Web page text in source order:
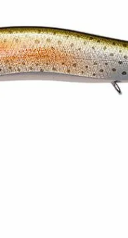
PREMIUM オンライン限定
OUTDOOR